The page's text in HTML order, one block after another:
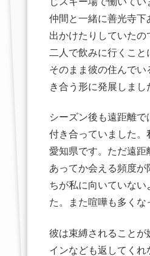
仲間と一緒に善光寺下
出かけたりしていたの
二人で飲みに行くこと
そのまま彼の住んでい
き合う形に発展しまし
シーズン後も遠距離で
付き合っていました。
愛知県です。ただ遠距
あってか会える頻度が
ちが私に向いていない
た。また喧嘩も多くな
彼は束縛されることが
インなども返してくれ